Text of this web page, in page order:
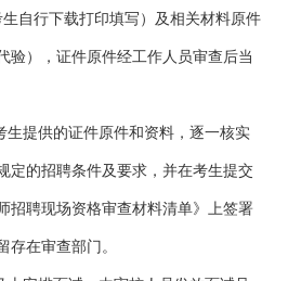
自行下载打印填写）及相关材料原件
验），证件原件经工作人员审查后当
生提供的证件原件和资料，逐一核实
定的招聘条件及要求，并在考生提交
招聘现场资格审查材料清单》上签署
存在审查部门。